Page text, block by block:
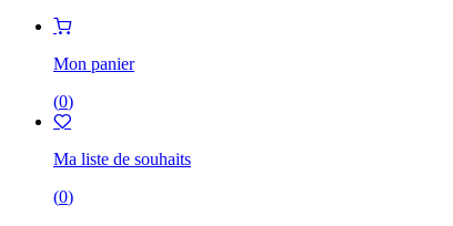
Mon panier
(0)
Ma liste de souhaits
(0)